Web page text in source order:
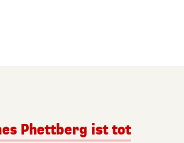
Phettberg ist tot